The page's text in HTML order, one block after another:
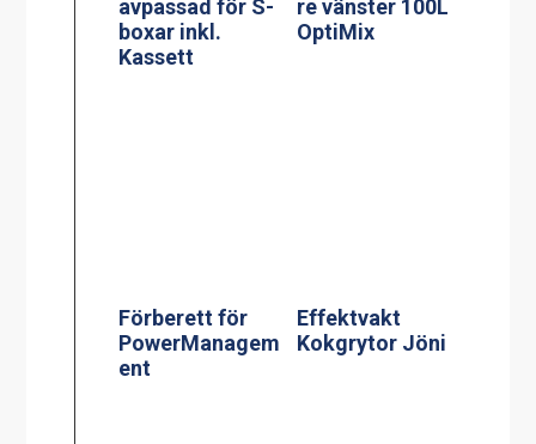
avpassad för S-
boxar inkl.
Kassett
re vänster 100L
OptiMix
Förberett för
PowerManagem
ent
Effektvakt
Kokgrytor Jöni